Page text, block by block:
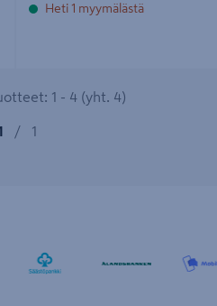
Heti 1 myymälästä
1 - 4 (yht. 4)
/ 1